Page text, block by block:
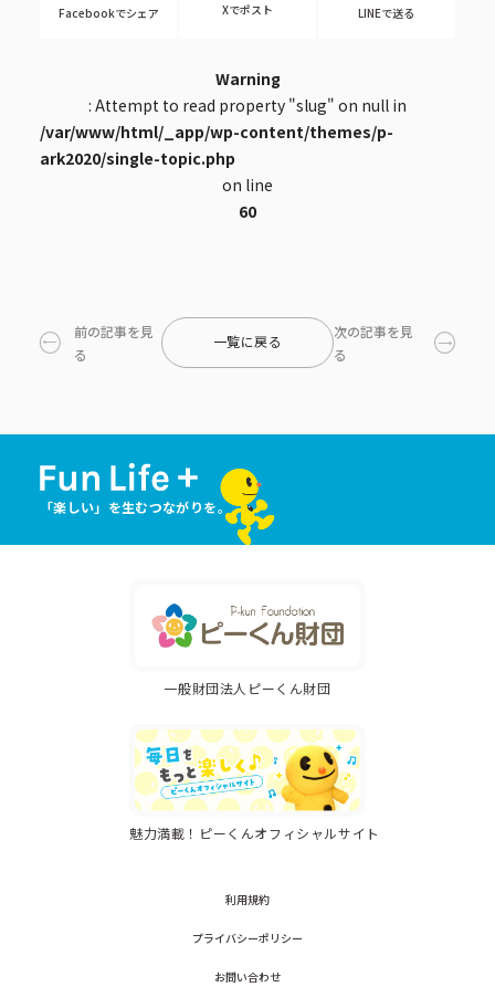
Facebookでシェア Xでポスト LINEで送る
Warning
: Attempt to read property "slug" on null in
/var/www/html/_app/wp-content/themes/p-
ark2020/single-topic.php
on line
60
前の記事を見
る
一覧に戻る
次の記事を見
る
「楽しい」を生むつながりを。
一般財団法人ピーくん財団
魅力満載！ピーくんオフィシャルサイト
利用規約
プライバシーポリシー
お問い合わせ